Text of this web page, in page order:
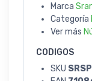
Marca
Categoría
Ver más
CODIGOS
SKU